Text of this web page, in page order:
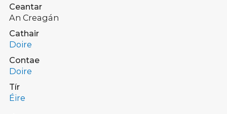
Ceantar
An Creagán
Cathair
Doire
Contae
Doire
Tír
Éire